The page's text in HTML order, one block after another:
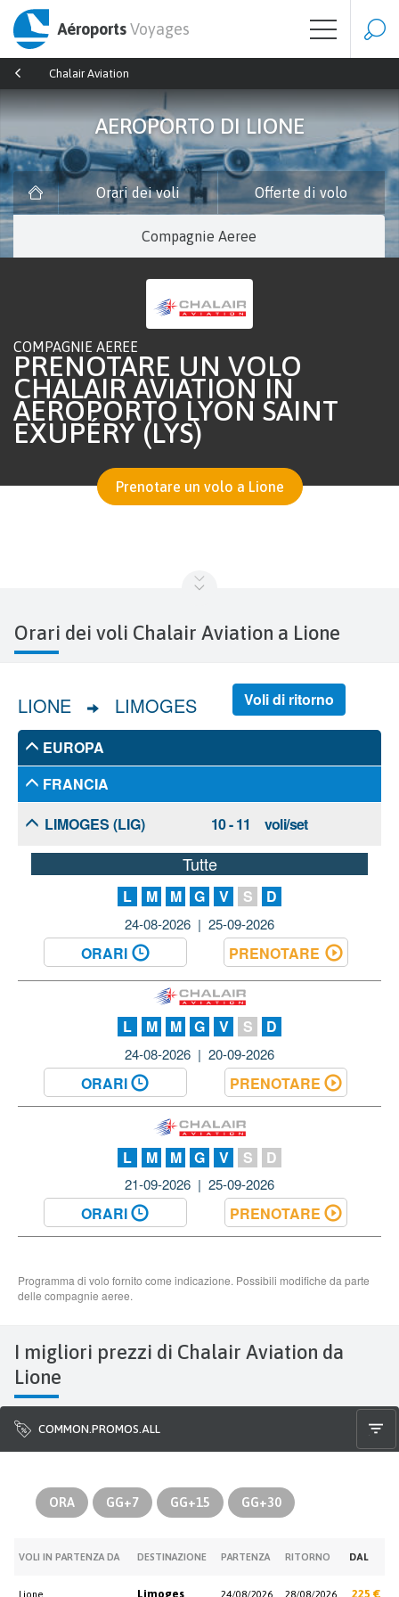
AéroportsVoyages
Chalair Aviation
AEROPORTO DI LIONE
Orari dei voli Offerte di volo
Compagnie Aeree
COMPAGNIE AEREE
PRENOTARE UN VOLO
CHALAIR AVIATION IN
AEROPORTO LYON SAINT
EXUPÉRY (LYS)
Prenotare un volo a Lione
Orari dei voli Chalair Aviation a Lione
I migliori prezzi di Chalair Aviation da
Lione
COMMON.PROMOS.ALL
ORA GG+7 GG+15 GG+30
VOLI IN PARTENZA DA DESTINAZIONE PARTENZA RITORNO DAL
Lione Limoges 24/08/2026 28/08/2026 225 €